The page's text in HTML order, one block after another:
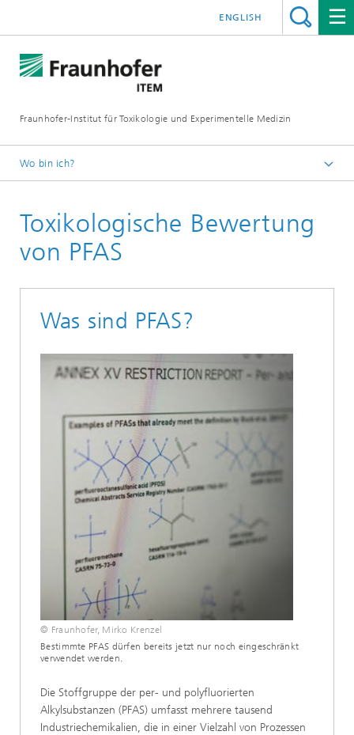
Fraunhofer-Institut für Toxikologie und Experimentelle Medizin
ENGLISH
Wo bin ich?
F&E-Kompetenzen
Toxikologie
Toxikologische Bewertung
von PFAS
Was sind PFAS?
© Fraunhofer, Mirko Krenzel
Bestimmte PFAS dürfen bereits jetzt nur noch eingeschränkt
verwendet werden.
Die Stoffgruppe der per- und polyfluorierten
Alkylsubstanzen (PFAS) umfasst mehrere tausend
Industriechemikalien, die in einer Vielzahl von Prozessen